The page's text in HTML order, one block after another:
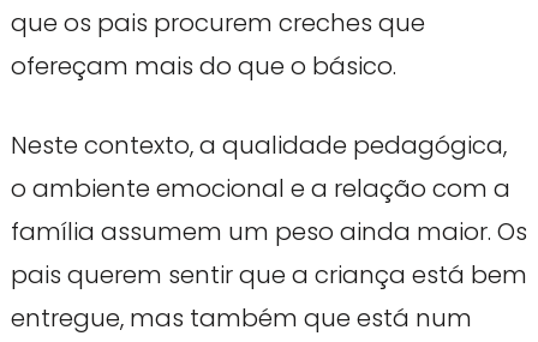
que os pais procurem creches que
ofereçam mais do que o básico.
Neste contexto, a qualidade pedagógica,
o ambiente emocional e a relação com a
família assumem um peso ainda maior. Os
pais querem sentir que a criança está bem
entregue, mas também que está num